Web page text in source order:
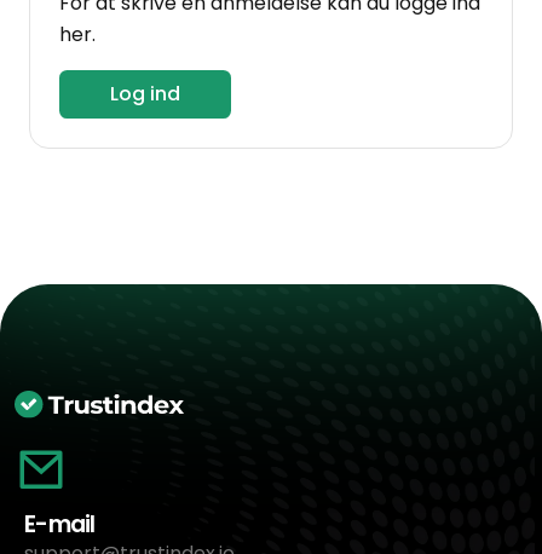
her.
Log ind
E-mail